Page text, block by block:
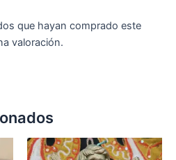
que hayan comprado este
valoración.
Este